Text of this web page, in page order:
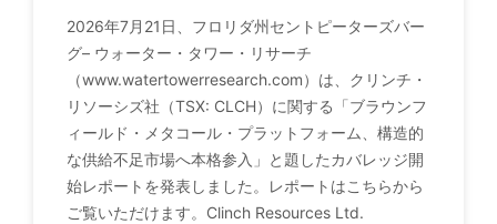
2026年7月21日、フロリダ州セントピーターズバー
グ– ウォーター・タワー・リサーチ
（www.watertowerresearch.com）は、クリンチ・
リソーシズ社（TSX: CLCH）に関する「ブラウンフ
ィールド・メタコール・プラットフォーム、構造的
な供給不足市場へ本格参入」と題したカバレッジ開
始レポートを発表しました。レポートはこちらから
ご覧いただけます。Clinch Resources Ltd.